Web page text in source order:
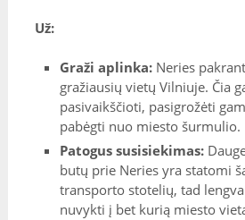
Už:
Graži aplinka: Neries
gražiausių vietų Vilniuje. Čia
pasivaikščioti, pasigrožėti
pabėgti nuo miesto šurmulio.
Patogus susisiekimas:
butų prie Neries yra statomi
transporto stotelių, tad
nuvykti į bet kurią miesto